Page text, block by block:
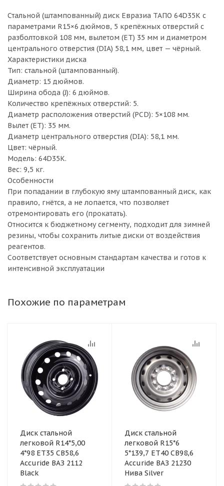
Стальной (штампованный) диск Евразиа ТАПО 64D35K с
параметрами R15×6 дюймов, 5 крепёжных отверстий с
разболтовкой 108 мм, вылетом (ET) 35 мм и диаметром
центрального отверстия (DIA) 58,1 мм, цвет — чёрный.
Характеристики диска
Тип: стальной (штампованный).
Диаметр: 15 дюймов.
Ширина обода (J): 6 дюймов.
Количество крепёжных отверстий: 5.
Диаметр расположения отверстий (PCD): 5×108 мм.
Вылет (ET): 35 мм.
Диаметр центрального отверстия (DIA): 58,1 мм.
Цвет: чёрный.
Модель: 64D35K.
Вес: 9,5 кг.
Особенности
При попадании в глубокую яму штампованный диск, как
правило, гнётся, а не лопается, что позволяет
отремонтировать его (прокатать).
Относится к бюджетному сегменту, подходит для зимней
резины, чтобы сохранить литые диски от воздействия
реагентов.
Соответствует основным стандартам качества и готов к
интенсивной эксплуатации
Похожие по параметрам
Диск стальной
легковой R14*5,00
4*98 ET35 CB58,6
Accuride ВАЗ 2112
Black
Диск стальной
легковой R15*6
5*139,7 ET40 CB98,6
Accuride ВАЗ 21230
Нива Silver